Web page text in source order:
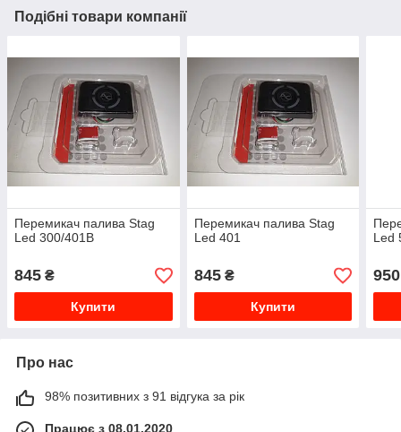
Подібні товари компанії
Перемикач палива Stag
Led 300/401B
845 ₴
Купити
Перемикач палива Stag
Led 401
845₴
Купити
Led
950
Про нас
98% позитивних з 91 відгука за рік
Працює з 08.01.2020